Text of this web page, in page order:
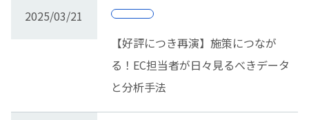
2025/03/21
【好評につき再演】施策につなが
る！EC担当者が日々見るべきデータ
と分析手法